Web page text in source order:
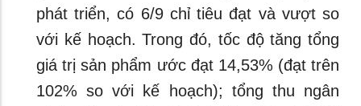
phát triển, có 6/9 chỉ tiêu đạt và vượt so
với kế hoạch. Trong đó, tốc độ tăng tổng
giá trị sản phẩm ước đạt 14,53% (đạt trên
102% so với kế hoạch); tổng thu ngân